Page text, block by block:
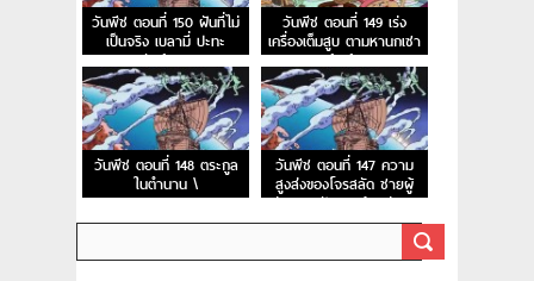
วันพีช ตอนที่ 150 ฝันที่ไม่
เป็นจริง เบลามี่ ปะทะ
สหพันธ์ลิงภูเขา
วันพีช ตอนที่ 149 เร่ง
เครื่องเต็มสูบ ตามหานกเซา
ท์เบิร์ด
วันพีช ตอนที่ 148 ตระกูล
ในตำนาน \
วันพีช ตอนที่ 147 ความ
สูงส่งของโจรสลัด ชายผู้
เล่าความฝันและเจ้าแห่งการ
กู้ซากเรือ